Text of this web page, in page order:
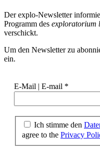
Der explo-Newsletter
Programm des exploratorium
verschickt.
Um den Newsletter zu
ein.
E-Mail | E-mail *
Ich stimme den
agree to the Privacy